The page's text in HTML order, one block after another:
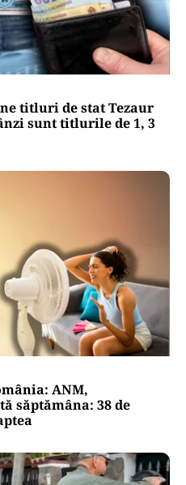
titluri de stat Tezaur
sunt titlurile de 1, 3
ANM,
săptămâna: 38 de